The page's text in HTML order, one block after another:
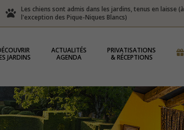
Les chiens sont admis dans les jardins, tenus en laisse (à
l'exception des Pique-Niques Blancs)
JARDINS
ACTUALITÉS
AGENDA
PRIVATISATIONS
& RÉCEPTIONS